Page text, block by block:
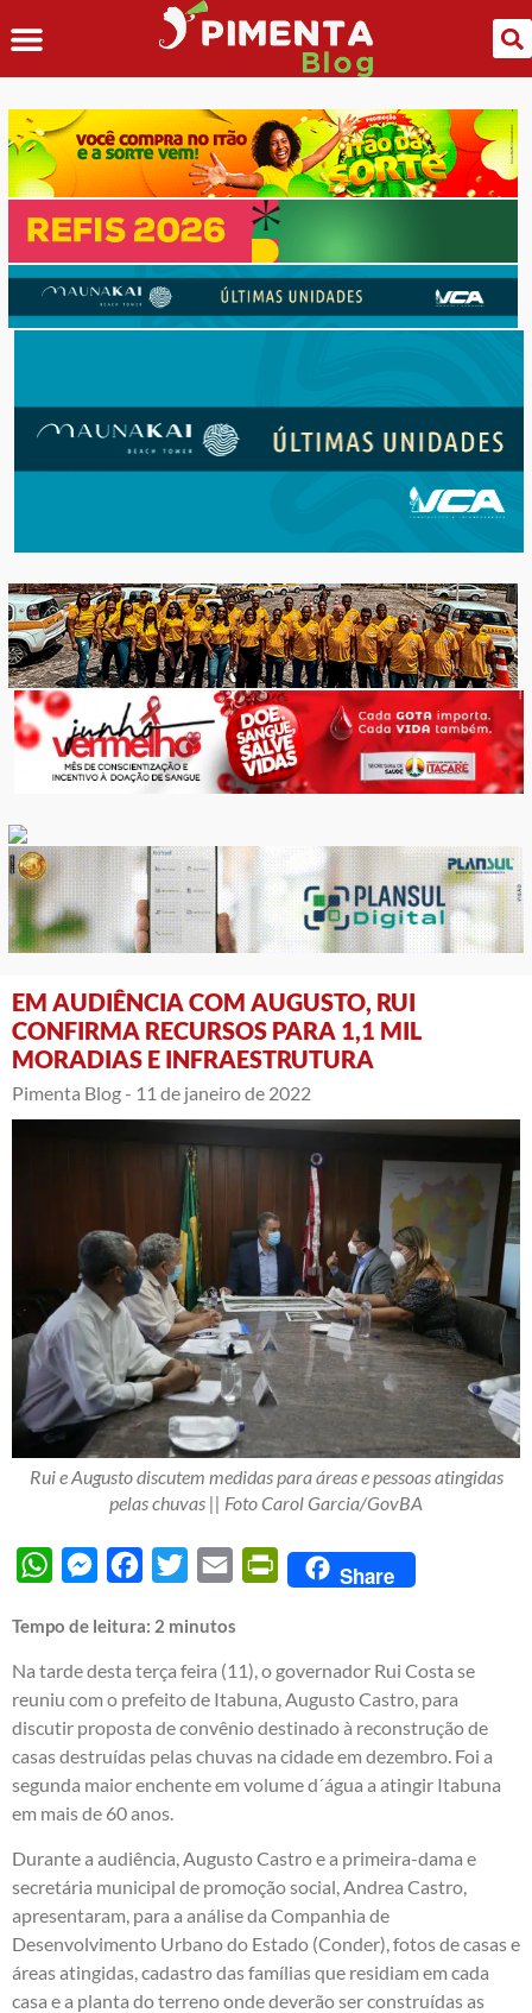
EM AUDIÊNCIA COM AUGUSTO, RUI
CONFIRMA RECURSOS PARA 1,1 MIL
MORADIAS E INFRAESTRUTURA
Pimenta Blog - 11 de janeiro de 2022
Rui e Augusto discutem medidas para áreas e pessoas atingidas
pelas chuvas || Foto Carol Garcia/GovBA
WhatsAppMessengerFacebook
Twitter Email PrintFriendly
Share
Tempo de leitura: 2 minutos
Na tarde desta terça feira (11), o governador Rui Costa se
reuniu com o prefeito de Itabuna, Augusto Castro, para
discutir proposta de convênio destinado à reconstrução de
casas destruídas pelas chuvas na cidade em dezembro. Foi a
segunda maior enchente em volume d´água a atingir Itabuna
em mais de 60 anos.
Durante a audiência, Augusto Castro e a primeira-dama e
secretária municipal de promoção social, Andrea Castro,
apresentaram, para a análise da Companhia de
Desenvolvimento Urbano do Estado (Conder), fotos de casas e
áreas atingidas, cadastro das famílias que residiam em cada
casa e a planta do terreno onde deverão ser construídas as